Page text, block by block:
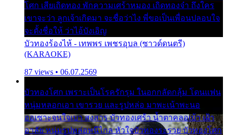
โศก เสียเถิดทอง พักความเศร้าหมอง เถิดทองจ๋า ถึงใคร
เขาจะว่า ลูกเจ้าเกิดมา จะชื่อว่าไง พี่ขอเป็นเพื่อนปลอบใจ
จะตั้งชื่อให้ ว่าไอ้บังเอิญ
บัวทองร้องไห้ - เทพพร เพชรอุบล (ซาวด์ดนตรี)
(KARAOKE)
87 views • 06.07.2569
บัวทองโศก เพราะเป็นโรครักรุม ในอกกลัดกลุ้ม โดนแฟน
หนุ่มหลอกเอา เขารวย และรูปหล่อ มาพะเน้าพะนอ
ออเซาะจนใจเบา สงสาร บัวทองเศร้า น้ำตาคลอเบ้า เฝ้า
อาลัย หนุ่มรูปหล่อหนีไกล หัวใจบัวทองระรวย บัวทองโศก